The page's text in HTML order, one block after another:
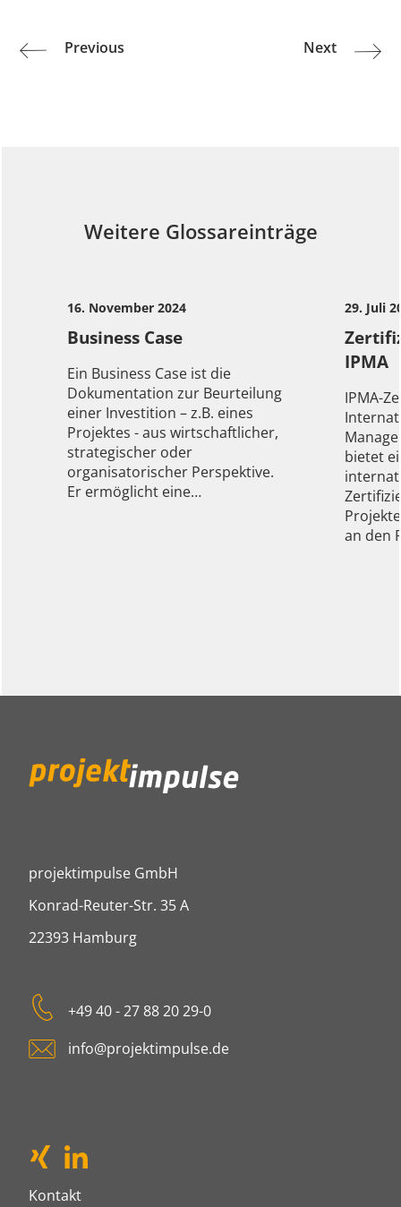
Beitrags-
Previous
Next
Weitere Glossareinträge
16. November 2024
Business Case
Ein Business Case ist die
Dokumentation zur Beurteilung
einer Investition – z.B. eines
Projektes - aus wirtschaftlicher,
strategischer oder
organisatorischer Perspektive.
Er ermöglicht eine…
29. Juli
IPMA
IPMA-
bietet
an den
projektimpulse GmbH
Konrad-Reuter-Str. 35 A
22393 Hamburg
Tel:
+49 40 - 27 88 20 29-0
E-mail:info@projektimpulse.de
xing
LinkedIn
Kontakt